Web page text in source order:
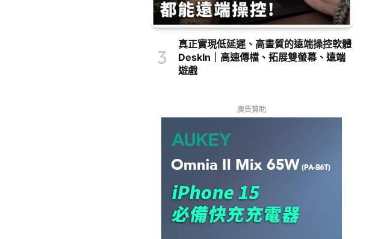
真正實現低延遲、高畫質的遠端操控軟體
DeskIn｜高速傳檔、拓展雙螢幕、遠端
遊戲
廣告贊助